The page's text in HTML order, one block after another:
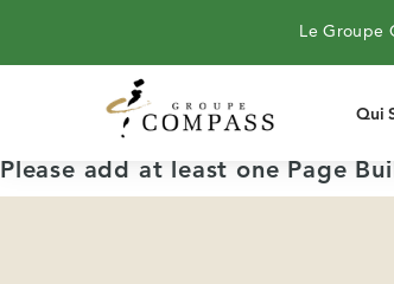
Le Groupe
Qui
Please add at least one Page